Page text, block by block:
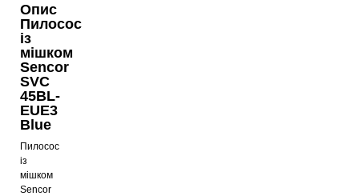
Опис
Пилосос
із
мішком
Sencor
SVC
45BL-
EUE3
Blue
Пилосос
із
мішком
Sencor